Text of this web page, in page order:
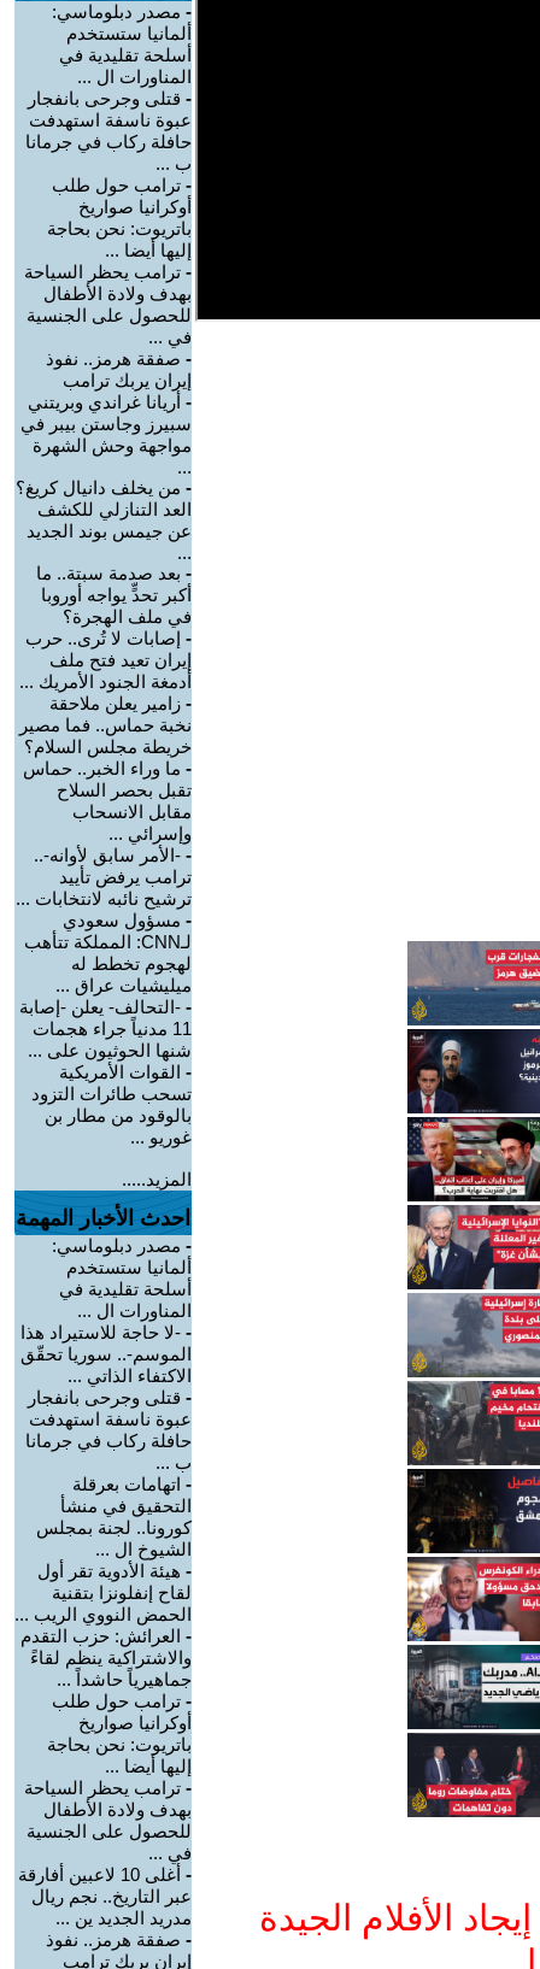
الأفلام الجيدة
- مصدر دبلوماسي:
ألمانيا ستستخدم
أسلحة تقليدية في
المناورات ال ...
- قتلى وجرحى بانفجار
عبوة ناسفة استهدفت
حافلة ركاب في جرمانا
ب ...
- ترامب حول طلب
أوكرانيا صواريخ
باتريوت: نحن بحاجة
إليها أيضا ...
- ترامب يحظر السياحة
بهدف ولادة الأطفال
للحصول على الجنسية
في ...
- صفقة هرمز.. نفوذ
إيران يربك ترامب
- أريانا غراندي وبريتني
سبيرز وجاستن بيبر في
مواجهة وحش الشهرة
...
- من يخلف دانيال كريغ؟
العد التنازلي للكشف
عن جيمس بوند الجديد
...
- بعد صدمة سبتة.. ما
أكبر تحدٍّ يواجه أوروبا
في ملف الهجرة؟
- إصابات لا تُرى.. حرب
إيران تعيد فتح ملف
أدمغة الجنود الأمريك ...
- زامير يعلن ملاحقة
نخبة حماس.. فما مصير
خريطة مجلس السلام؟
- ما وراء الخبر.. حماس
تقبل بحصر السلاح
مقابل الانسحاب
وإسرائي ...
- -الأمر سابق لأوانه-..
ترامب يرفض تأييد
ترشيح نائبه لانتخابات ...
- مسؤول سعودي
لـCNN: المملكة تتأهب
لهجوم تخطط له
ميليشيات عراق ...
- -التحالف- يعلن -إصابة
11 مدنياً جراء هجمات
شنها الحوثيون على ...
- القوات الأمريكية
تسحب طائرات التزود
بالوقود من مطار بن
غوريو ...
المزيد.....
احدث الأخبار المهمة
- مصدر دبلوماسي:
ألمانيا ستستخدم
أسلحة تقليدية في
المناورات ال ...
- -لا حاجة للاستيراد هذا
الموسم-.. سوريا تحقّق
الاكتفاء الذاتي ...
- قتلى وجرحى بانفجار
عبوة ناسفة استهدفت
حافلة ركاب في جرمانا
ب ...
- اتهامات بعرقلة
التحقيق في منشأ
كورونا.. لجنة بمجلس
الشيوخ ال ...
- هيئة الأدوية تقر أول
لقاح إنفلونزا بتقنية
الحمض النووي الريب ...
- العرائش: حزب التقدم
والاشتراكية ينظم لقاءً
جماهيرياً حاشداً ...
- ترامب حول طلب
أوكرانيا صواريخ
باتريوت: نحن بحاجة
إليها أيضا ...
- ترامب يحظر السياحة
بهدف ولادة الأطفال
للحصول على الجنسية
في ...
-
أغلى 10 لاعبين أفارقة
عبر التاريخ.. نجم ريال
مدريد الجديد ين ...
- صفقة هرمز.. نفوذ
إيران يربك ترامب